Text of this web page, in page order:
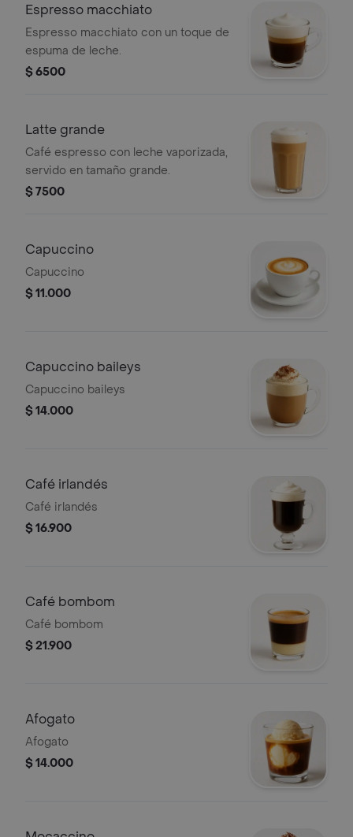
Espresso macchiato
Espresso macchiato con un toque de
espuma de leche.
$ 6500
Latte grande
Café espresso con leche vaporizada,
servido en tamaño grande.
$ 7500
Capuccino
Capuccino
$ 11.000
Capuccino baileys
Capuccino baileys
$ 14.000
Café irlandés
Café irlandés
$ 16.900
Café bombom
Café bombom
$ 21.900
Afogato
Afogato
$ 14.000